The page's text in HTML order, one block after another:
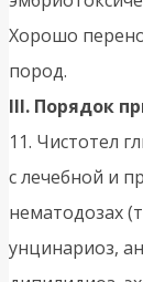
Хорошо
пород.
III. Порядок
11. Чистотел
с лечебной и
нематодозах
унцинариоз,